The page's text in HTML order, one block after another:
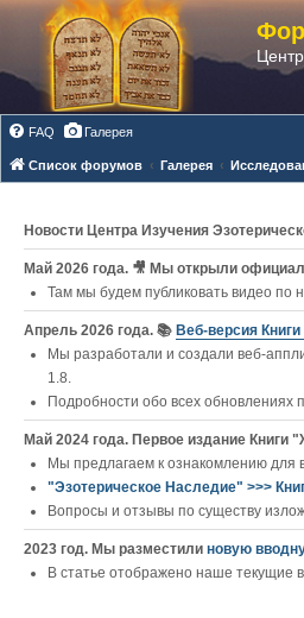
FAQ Галерея
Список форумов Галерея
Новости Центра Изучения
Май 2026 года. 🎥 Мы открыли
Там мы будем публиковать видео по
Апрель 2026 года. 📚 Веб-версия
Мы разработали и создали веб-
1.8.
Подробности обо всех обновлениях
Май 2024 года. Первое издание Книги
Мы предлагаем к ознакомлению для
"Эзотерическое Наследие" >>>
Вопросы и отзывы по существу
2023 год. Мы разместили новую
В статье отображено наше текущие